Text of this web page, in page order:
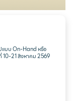
แบบ On-Hand หรือ
21 สิงหาคม 2569